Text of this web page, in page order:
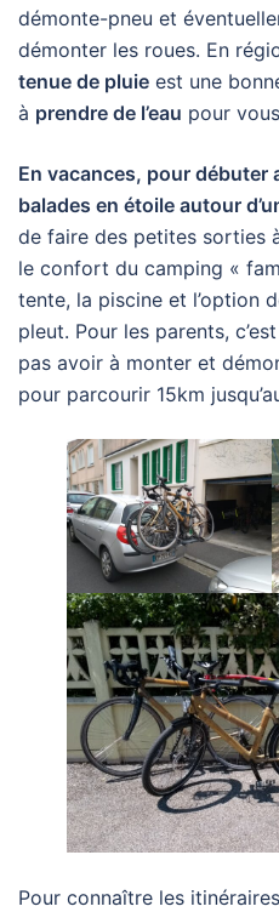
démonte-pneu et
démonter les roues. En
tenue de pluie est une
à prendre de l’eau pour
En vacances, pour débuter
balades en étoile autour
de faire des petites sorties
le confort du camping «
tente, la piscine et l’option
pleut. Pour les parents,
pas avoir à monter et
pour parcourir 15km
Pour connaître les